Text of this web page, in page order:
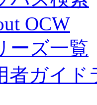
OCW
ーズ一覧
者ガイド